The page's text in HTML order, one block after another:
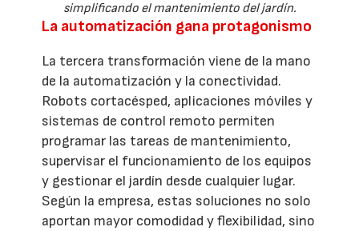
simplificando el mantenimiento del jardín.
La automatización gana protagonismo
La tercera transformación viene de la mano
de la automatización y la conectividad.
Robots cortacésped, aplicaciones móviles y
sistemas de control remoto permiten
programar las tareas de mantenimiento,
supervisar el funcionamiento de los equipos
y gestionar el jardín desde cualquier lugar.
Según la empresa, estas soluciones no solo
aportan mayor comodidad y flexibilidad, sino